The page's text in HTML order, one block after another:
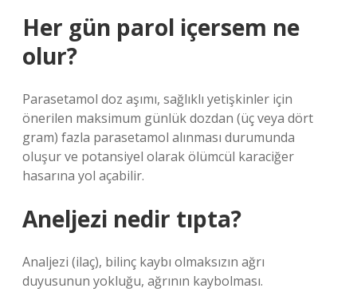
Her gün parol içersem ne
olur?
Parasetamol doz aşımı, sağlıklı yetişkinler için
önerilen maksimum günlük dozdan (üç veya dört
gram) fazla parasetamol alınması durumunda
oluşur ve potansiyel olarak ölümcül karaciğer
hasarına yol açabilir.
Aneljezi nedir tıpta?
Analjezi (ilaç), bilinç kaybı olmaksızın ağrı
duyusunun yokluğu, ağrının kaybolması.